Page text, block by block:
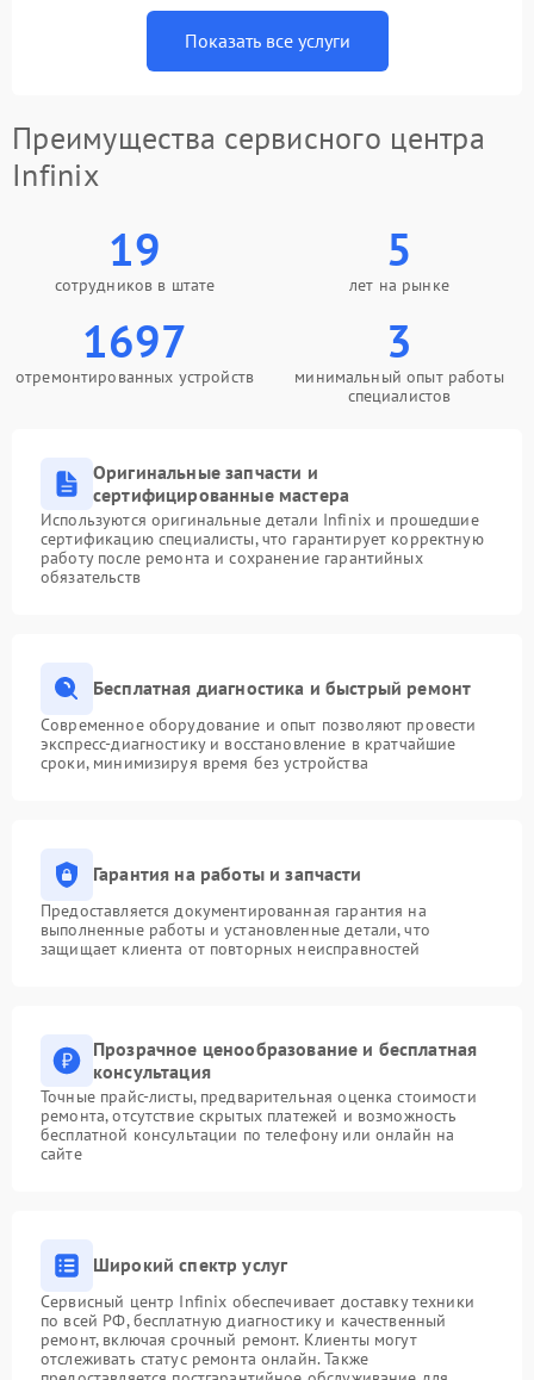
Показать все услуги
Преимущества сервисного центра
Infinix
19
сотрудников в штате
5
лет на рынке
1697
отремонтированных устройств
3
минимальный опыт работы
специалистов
Оригинальные запчасти и
сертифицированные мастера
Используются оригинальные детали Infinix и прошедшие
сертификацию специалисты, что гарантирует корректную
работу после ремонта и сохранение гарантийных
обязательств
Бесплатная диагностика и быстрый ремонт
Современное оборудование и опыт позволяют провести
экспресс-диагностику и восстановление в кратчайшие
сроки, минимизируя время без устройства
Гарантия на работы и запчасти
Предоставляется документированная гарантия на
выполненные работы и установленные детали, что
защищает клиента от повторных неисправностей
Прозрачное ценообразование и бесплатная
консультация
Точные прайс-листы, предварительная оценка стоимости
ремонта, отсутствие скрытых платежей и возможность
бесплатной консультации по телефону или онлайн на
сайте
Широкий спектр услуг
Сервисный центр Infinix обеспечивает доставку техники
по всей РФ, бесплатную диагностику и качественный
ремонт, включая срочный ремонт. Клиенты могут
отслеживать статус ремонта онлайн. Также